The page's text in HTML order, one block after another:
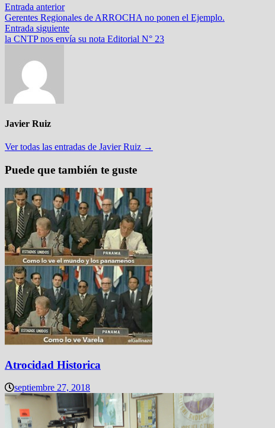
Navegación
de
entradas
Entrada anteriorEntrada
anterior:
Gerentes Regionales de ARROCHA no ponen el Ejemplo.
Entrada siguienteEntrada
siguiente:
la CNTP nos envía su nota Editorial N° 23
Javier Ruiz
Ver todas las entradas de Javier Ruiz →
Puede que también te guste
Atrocidad Historica
septiembre 27, 2018